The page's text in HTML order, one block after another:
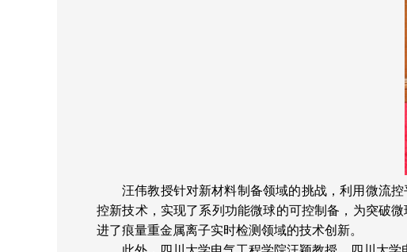
汪伟教授针对新材料制备领域的挑战，利用微流
控新技术，实现了系列功能微球的可控制备，为突破
进了痕量重金属离子实时检测领域的技术创新。